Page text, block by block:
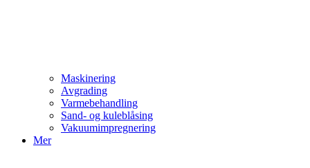
Maskinering
Avgrading
Varmebehandling
Sand- og kuleblåsing
Vakuumimpregnering
Mer